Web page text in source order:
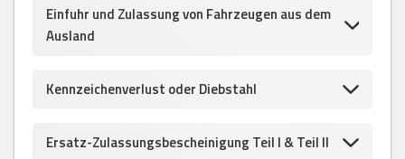
Einfuhr und Zulassung von Fahrzeugen aus dem
Ausland
Kennzeichenverlust oder Diebstahl
Ersatz-Zulassungsbescheinigung Teil I & Teil II